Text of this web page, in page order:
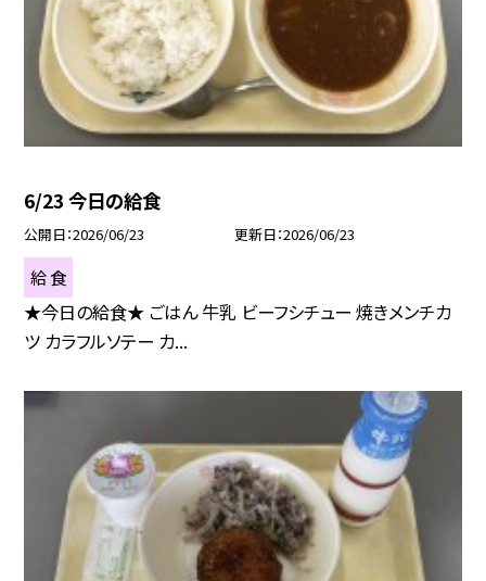
6/23 今日の給食
公開日 2026/06/23 更新日 2026/06/23
給 食
★今日の給食★ ごはん 牛乳 ビーフシチュー 焼きメンチカ
ツ カラフルソテー カ...